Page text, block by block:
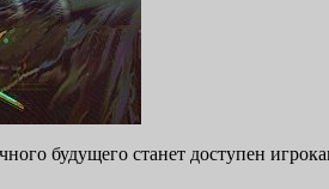
будущего станет доступен